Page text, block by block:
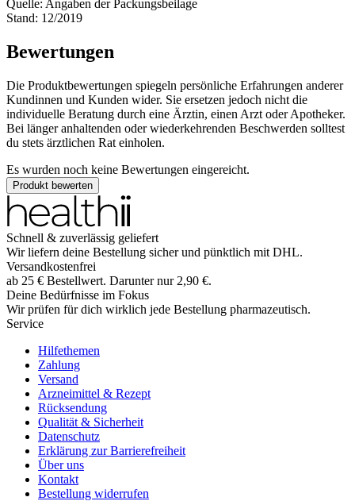
Quelle: Angaben der Packungsbeilage
Stand: 12/2019
Bewertungen
Die Produktbewertungen spiegeln persönliche Erfahrungen anderer
Kundinnen und Kunden wider. Sie ersetzen jedoch nicht die
individuelle Beratung durch eine Ärztin, einen Arzt oder Apotheker.
Bei länger anhaltenden oder wiederkehrenden Beschwerden solltest
du stets ärztlichen Rat einholen.
Es wurden noch keine Bewertungen eingereicht.
Produkt bewerten
Schnell & zuverlässig geliefert
Wir liefern deine Bestellung sicher und pünktlich mit DHL.
Versandkostenfrei
ab 25 € Bestellwert. Darunter nur 2,90 €.
Deine Bedürfnisse im Fokus
Wir prüfen für dich wirklich jede Bestellung pharmazeutisch.
Service
Hilfethemen
Zahlung
Versand
Arzneimittel & Rezept
Rücksendung
Qualität & Sicherheit
Datenschutz
Erklärung zur Barrierefreiheit
Über uns
Kontakt
Bestellung widerrufen